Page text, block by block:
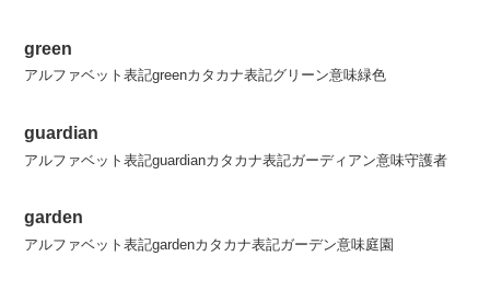
green
アルファベット表記greenカタカナ表記グリーン意味緑色
guardian
アルファベット表記guardianカタカナ表記ガーディアン意味守護者
garden
アルファベット表記gardenカタカナ表記ガーデン意味庭園